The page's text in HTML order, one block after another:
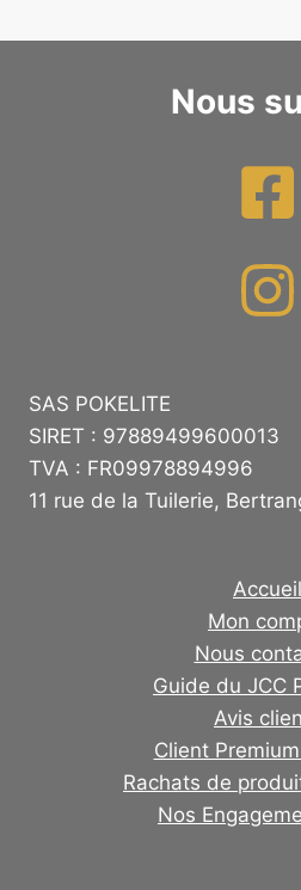
Nous
SAS POKELITE
SIRET : 97889499600013
TVA : FR09978894996
11 rue de la Tuilerie,
Accueil
Mon
Nous
Guide du JCC
Avis
Client
Rachats de
Nos